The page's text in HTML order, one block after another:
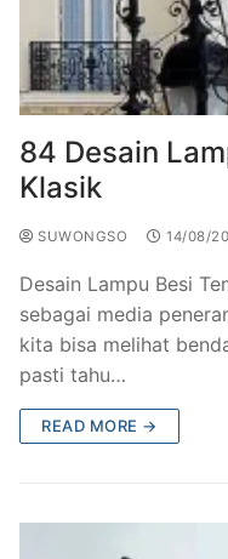
84 Desain
Klasik
SUWONGSO 14/08/
Desain Lampu Besi
sebagai media
kita bisa melihat
pasti tahu…
READ MORE →